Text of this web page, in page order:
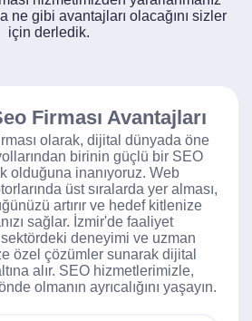
ne gibi avantajları olacağını sizler
için derledik.
Firması Avantajları
olarak, dijital dünyada öne
birinin güçlü bir SEO
olduğuna inanıyoruz. Web
üst sıralarda yer alması,
artırır ve hedef kitlenize
sağlar. İzmir'de faaliyet
deneyimi ve uzman
özel çözümler sunarak dijital
alır. SEO hizmetlerimizle,
olmanın ayrıcalığını yaşayın.